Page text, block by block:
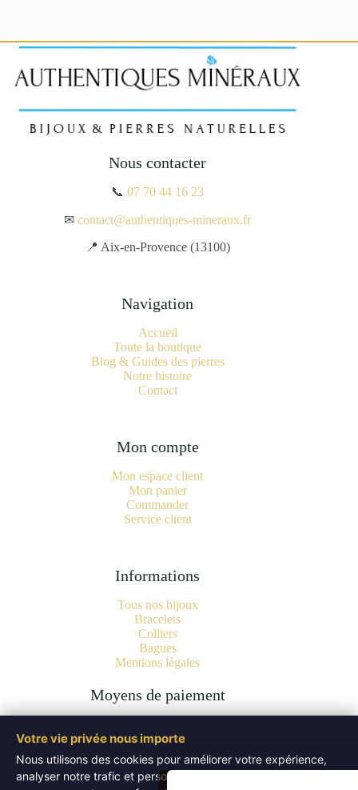
Nous contacter
📞07 70 44 16 23
✉contact@authentiques-mineraux.fr
📍 Aix-en-Provence (13100)
Navigation
Accueil
Toute la boutique
Blog & Guides des pierres
Notre histoire
Contact
Mon compte
Mon espace client
Mon panier
Commander
Service client
Informations
Tous nos bijoux
Bracelets
Colliers
Bagues
Mentions légales
Moyens de paiement
Copyright © 2026 Bijoux Pierres Naturelles | Lithothérapie -
Votre vie privée nous importe
Nous utilisons des cookies pour améliorer votre expérience,
analyser notre trafic et personnaliser les publicités. Vous